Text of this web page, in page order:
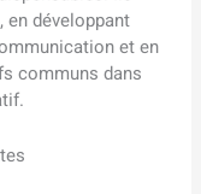
développant
et en
communs dans